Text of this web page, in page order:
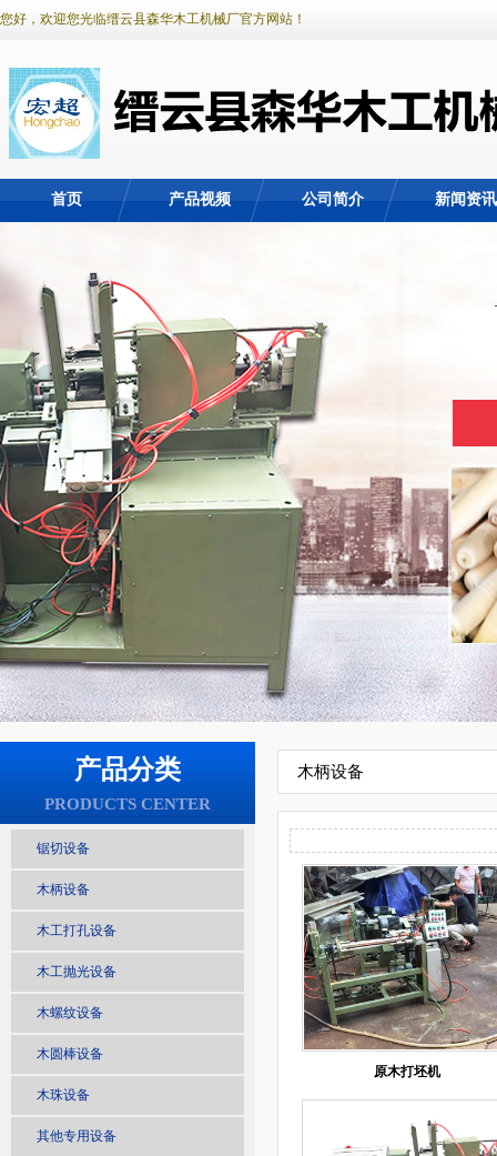
您好，欢迎您光临缙云县森华木工机械厂官方网站！
首页 产品视频 公司简介 新闻资讯
产品分类
PRODUCTS CENTER
锯切设备
木柄设备
木工打孔设备
木工抛光设备
木螺纹设备
木圆棒设备
木珠设备
其他专用设备
木柄设备
原木打坯机